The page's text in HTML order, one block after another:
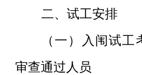
二、试工安排
（一）入闱试
审查通过人员